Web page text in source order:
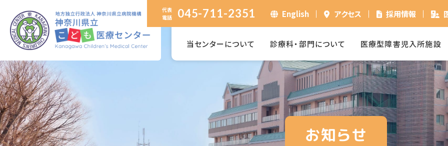
代表
電話
045-711-2351 English アクセス 採用情報
当センターについて 診療科・部門について 医療型障害児入所施設
お知らせ